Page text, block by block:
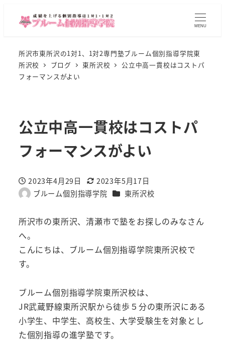
MENU
所沢市東所沢の1対1、1対2専門塾ブルーム個別指導学院東
所沢校
ブログ 東所沢校
公立中高一貫校はコストパ
フォーマンスがよい
公立中高一貫校はコストパ
フォーマンスがよい
投稿日
2023年4月29日
更新日
2023年5月17日
著
ブルーム個別指導学院 カテゴリー
東所沢校
所沢市の東所沢、清瀬市で塾をお探しのみなさん
へ。
こんにちは、ブルーム個別指導学院東所沢校で
す。
ブルーム個別指導学院東所沢校は、
JR武蔵野線東所沢駅から徒歩５分の東所沢にある
小学生、中学生、高校生、大学受験生を対象とし
た個別指導の進学塾です。